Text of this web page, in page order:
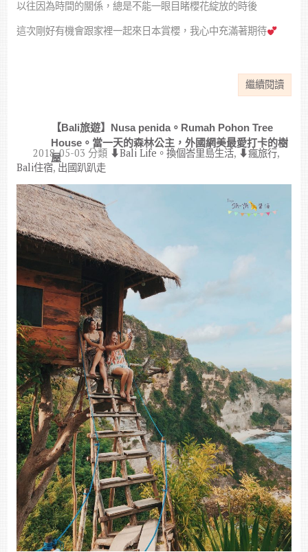
以往因為時間的關係，總是不能一眼目睹櫻花綻放的時後
這次剛好有機會跟家裡一起來日本賞櫻，我心中充滿著期待
繼續閱讀
【Bali旅遊】Nusa penida。Rumah Pohon Tree
House。當一天的森林公主，外國網美最愛打卡的樹
屋
2018-05-03 分類 ⬇︎Bali Life。換個峇里島生活, ⬇︎瘋旅行,
Bali住宿, 出國趴趴走